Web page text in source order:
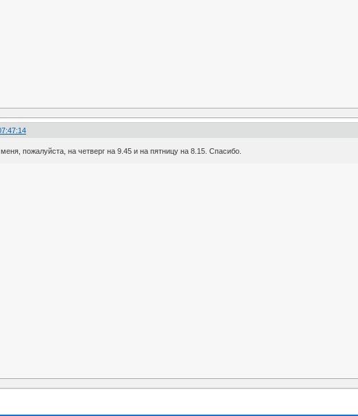
пожалуйста, на четверг на 9.45 и на пятницу на 8.15. Спасибо.